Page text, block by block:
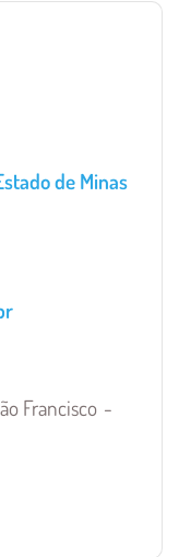
de Minas
Francisco